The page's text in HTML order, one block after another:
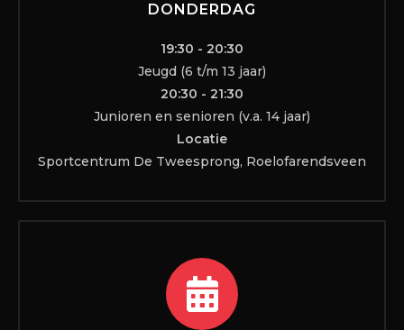
DONDERDAG
19:30 - 20:30
Jeugd (6 t/m 13 jaar)
20:30 - 21:30
Junioren en senioren (v.a. 14 jaar)
Locatie
Sportcentrum De Tweesprong, Roelofarendsveen